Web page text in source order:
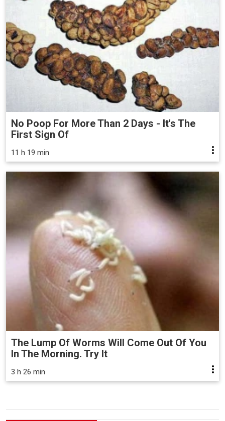
No Poop For More Than 2 Days - It's The
First Sign Of
11 h 19 min
The Lump Of Worms Will Come Out Of You
In The Morning. Try It
3 h 26 min